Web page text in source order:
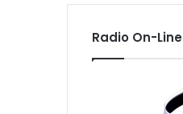
Radio On-Line